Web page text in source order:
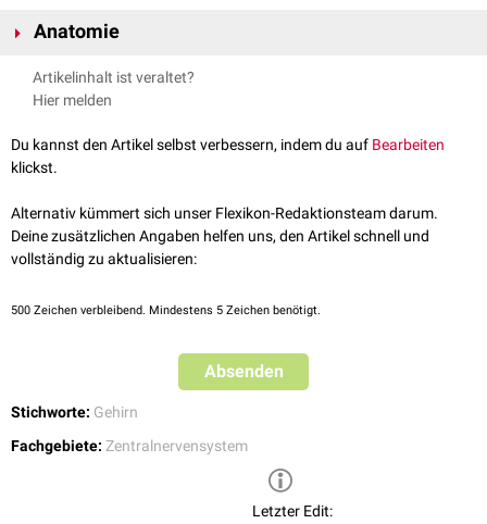
Anatomie
Das Tegmentum mesencephali bildet den hinteren Teil der Pedunculi
cerebri. Es enthält wichtige Bahnen und Kerne, u.a. die
mesencephali liegt das
Tectum mit der Vierhügelplatte
. Zwischen Tectum
und Tegmentum wird der
Aquaeductus mesencephali
ihnen verläuft derTractus corticospinalis(Pyramidenbahn) und folgende
Bahnen:
Fibrae frontopontinae
Fibrae parietotemporopontinae
, in welcher derNervus oculomotorius
Rami peduncularesderArteria cerebri posterior
versorgt.
Artikelinhalt ist veraltet?
Hier melden
Du kannst den Artikel selbst verbessern, indem du auf Bearbeiten
klickst.
Alternativ kümmert sich unser Flexikon-Redaktionsteam darum.
Deine zusätzlichen Angaben helfen uns, den Artikel schnell und
vollständig zu aktualisieren:
500 Zeichen verbleibend. Mindestens 5 Zeichen benötigt.
Absenden
Stichworte: Gehirn
Fachgebiete: Zentralnervensystem
Letzter Edit: